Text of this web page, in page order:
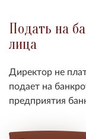
Подать на
лица
Директор не
подает на
предприятия